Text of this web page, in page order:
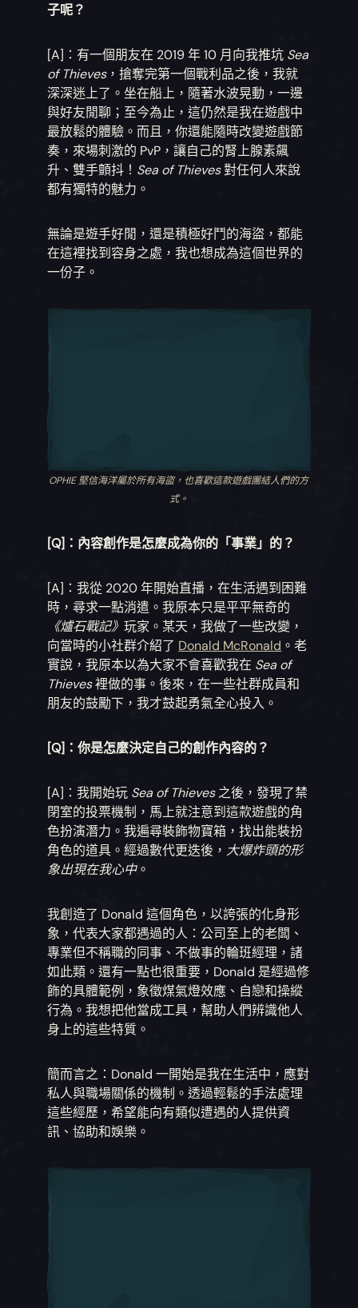
子呢？
[A]：有一個朋友在 2019 年 10 月向我推坑 Sea
of Thieves，搶奪完第一個戰利品之後，我就
深深迷上了。坐在船上，隨著水波晃動，一邊
與好友閒聊；至今為止，這仍然是我在遊戲中
最放鬆的體驗。而且，你還能隨時改變遊戲節
奏，來場刺激的 PvP，讓自己的腎上腺素飆
升、雙手顫抖！ Sea of Thieves對任何人來說
都有獨特的魅力。
無論是遊手好閒，還是積極好鬥的海盜，都能
在這裡找到容身之處，我也想成為這個世界的
一份子。
OPHIE 堅信海洋屬於所有海盜，也喜歡這款遊戲團結人們的方
式。
[Q]：內容創作是怎麼成為你的「事業」的？
[A]：我從 2020 年開始直播，在生活遇到困難
時，尋求一點消遣。我原本只是平平無奇的
《爐石戰記》玩家。某天，我做了一些改變，
向當時的小社群介紹了 Donald McRonald 。老
實說，我原本以為大家不會喜歡我在 Sea of
Thieves裡做的事。後來，在一些社群成員和
朋友的鼓勵下，我才鼓起勇氣全心投入。
[Q]：你是怎麼決定自己的創作內容的？
[A]：我開始玩 Sea of Thieves之後，發現了禁
閉室的投票機制，馬上就注意到這款遊戲的角
色扮演潛力。我遍尋裝飾物寶箱，找出能裝扮
角色的道具。經過數代更迭後，大爆炸頭的形
象出現在我心中。
我創造了 Donald 這個角色，以誇張的化身形
象，代表大家都遇過的人：公司至上的老闆、
專業但不稱職的同事、不做事的輪班經理，諸
如此類。還有一點也很重要，Donald 是經過修
飾的具體範例，象徵煤氣燈效應、自戀和操縱
行為。我想把他當成工具，幫助人們辨識他人
身上的這些特質。
簡而言之：Donald 一開始是我在生活中，應對
私人與職場關係的機制。透過輕鬆的手法處理
這些經歷，希望能向有類似遭遇的人提供資
訊、協助和娛樂。